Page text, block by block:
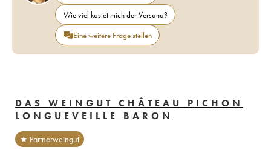
Wie viel kostet mich der Versand?
Eine weitere Frage stellen
DAS WEINGUT CHÂTEAU PICHON
LONGUEVEILLE BARON
★ Partnerweingut